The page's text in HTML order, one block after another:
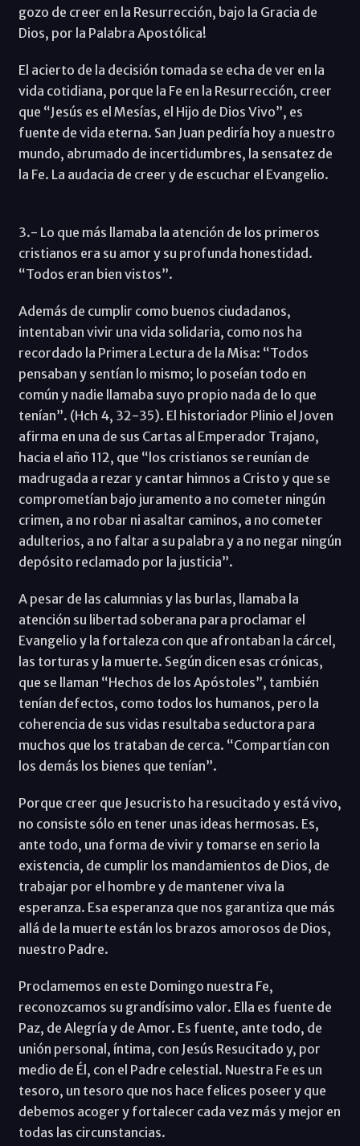
gozo de creer en la Resurrección, bajo la Gracia de
Dios, por la Palabra Apostólica!
El acierto de la decisión tomada se echa de ver en la
vida cotidiana, porque la Fe en la Resurrección, creer
que “Jesús es el Mesías, el Hijo de Dios Vivo”, es
fuente de vida eterna. San Juan pediría hoy a nuestro
mundo, abrumado de incertidumbres, la sensatez de
la Fe. La audacia de creer y de escuchar el Evangelio.
3.- Lo que más llamaba la atención de los primeros
cristianos era su amor y su profunda honestidad.
“Todos eran bien vistos”.
Además de cumplir como buenos ciudadanos,
intentaban vivir una vida solidaria, como nos ha
recordado la Primera Lectura de la Misa: “Todos
pensaban y sentían lo mismo; lo poseían todo en
común y nadie llamaba suyo propio nada de lo que
tenían”. (Hch 4, 32-35). El historiador Plinio el Joven
afirma en una de sus Cartas al Emperador Trajano,
hacia el año 112, que “los cristianos se reunían de
madrugada a rezar y cantar himnos a Cristo y que se
comprometían bajo juramento a no cometer ningún
crimen, a no robar ni asaltar caminos, a no cometer
adulterios, a no faltar a su palabra y a no negar ningún
depósito reclamado por la justicia”.
A pesar de las calumnias y las burlas, llamaba la
atención su libertad soberana para proclamar el
Evangelio y la fortaleza con que afrontaban la cárcel,
las torturas y la muerte. Según dicen esas crónicas,
que se llaman “Hechos de los Apóstoles”, también
tenían defectos, como todos los humanos, pero la
coherencia de sus vidas resultaba seductora para
muchos que los trataban de cerca. “Compartían con
los demás los bienes que tenían”.
Porque creer que Jesucristo ha resucitado y está vivo,
no consiste sólo en tener unas ideas hermosas. Es,
ante todo, una forma de vivir y tomarse en serio la
existencia, de cumplir los mandamientos de Dios, de
trabajar por el hombre y de mantener viva la
esperanza. Esa esperanza que nos garantiza que más
allá de la muerte están los brazos amorosos de Dios,
nuestro Padre.
Proclamemos en este Domingo nuestra Fe,
reconozcamos su grandísimo valor. Ella es fuente de
Paz, de Alegría y de Amor. Es fuente, ante todo, de
unión personal, íntima, con Jesús Resucitado y, por
medio de Él, con el Padre celestial. Nuestra Fe es un
tesoro, un tesoro que nos hace felices poseer y que
debemos acoger y fortalecer cada vez más y mejor en
todas las circunstancias.